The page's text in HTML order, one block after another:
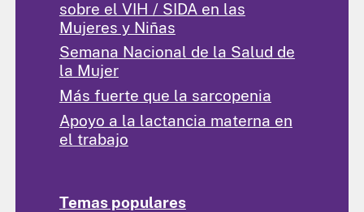
sobre el VIH / SIDA en las
Mujeres y Niñas
Semana Nacional de la Salud de
la Mujer
Más fuerte que la sarcopenia
Apoyo a la lactancia materna en
el trabajo
Temas populares